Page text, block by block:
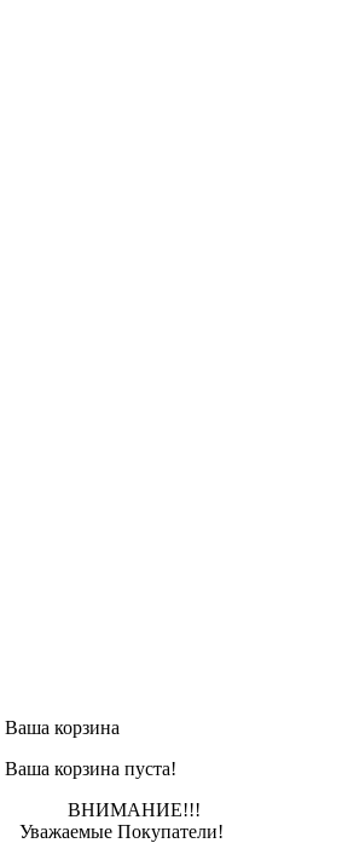
Ваша корзина
Ваша корзина пуста!
ВНИМАНИЕ!!!
Уважаемые Покупатели!